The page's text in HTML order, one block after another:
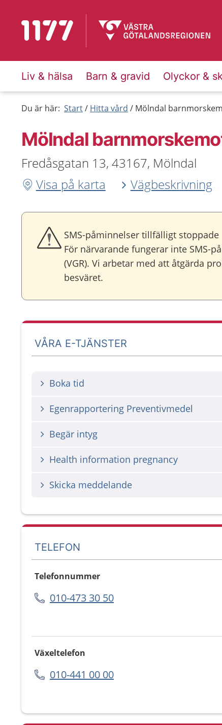
Till startsidan för 1177
Liv & hälsa Barn & gravid Olyckor &
Du är här: Start Hitta vård Mölndal
Mölndal
Fredåsgatan 13, 43167, Mölndal
Visa på karta
Vägbeskrivning
SMS-påminnelser tillfälligt stoppade
För närvarande fungerar inte SMS-
(VGR). Vi arbetar med att åtgärda
besväret.
VÅRA E-TJÄNSTER
Boka tid
Egenrapportering Preventivmedel
Begär intyg
Health information pregnancy
Skicka meddelande
TELEFON
Telefonnummer
010-473 30 50
Växeltelefon
010-441 00 00